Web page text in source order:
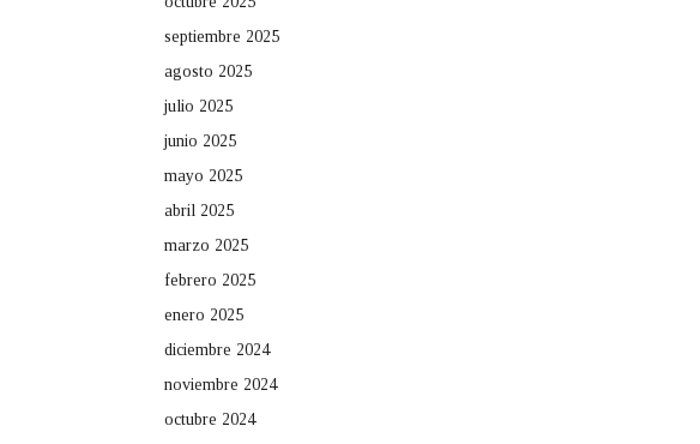
septiembre 2025
agosto 2025
julio 2025
junio 2025
mayo 2025
abril 2025
marzo 2025
febrero 2025
enero 2025
diciembre 2024
noviembre 2024
octubre 2024